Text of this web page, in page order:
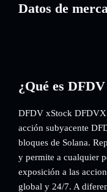
Datos de
¿Qué es
DFDV xStock DFDVX
acción subyacente
bloques de Solana.
y permite a cualquier
exposición a las
global y 24/7. A